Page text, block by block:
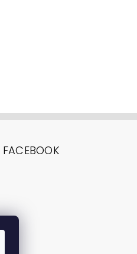
FACEBOOK